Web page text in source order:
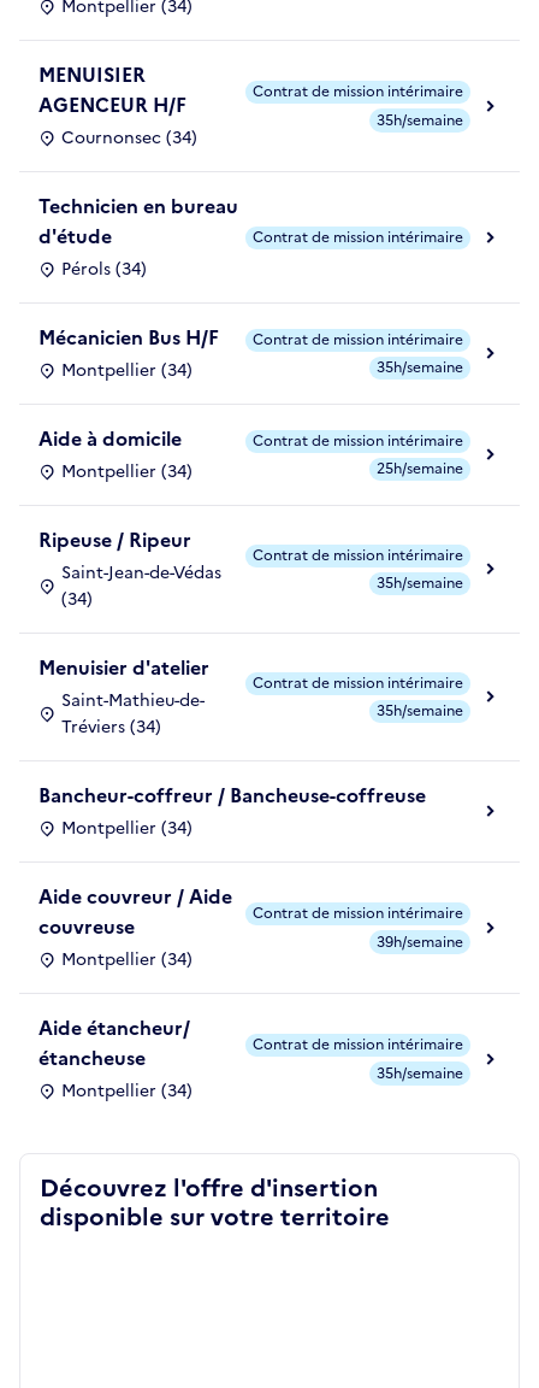
Montpellier (34)
MENUISIER
AGENCEUR H/F
Cournonsec (34)
Contrat de mission intérimaire
35h/semaine
Technicien en bureau
d'étude
Pérols (34)
Contrat de mission intérimaire
Mécanicien Bus H/F
Montpellier (34)
Contrat de mission intérimaire
35h/semaine
Aide à domicile
Montpellier (34)
Contrat de mission intérimaire
25h/semaine
Ripeuse / Ripeur
Saint-Jean-de-Védas
(34)
Contrat de mission intérimaire
35h/semaine
Menuisier d'atelier
Saint-Mathieu-de-
Tréviers (34)
Contrat de mission intérimaire
35h/semaine
Bancheur-coffreur / Bancheuse-coffreuse
Montpellier (34)
Aide couvreur / Aide
couvreuse
Montpellier (34)
Contrat de mission intérimaire
39h/semaine
Aide étancheur/
étancheuse
Montpellier (34)
Contrat de mission intérimaire
35h/semaine
Découvrez l'offre d'insertion
disponible sur votre territoire